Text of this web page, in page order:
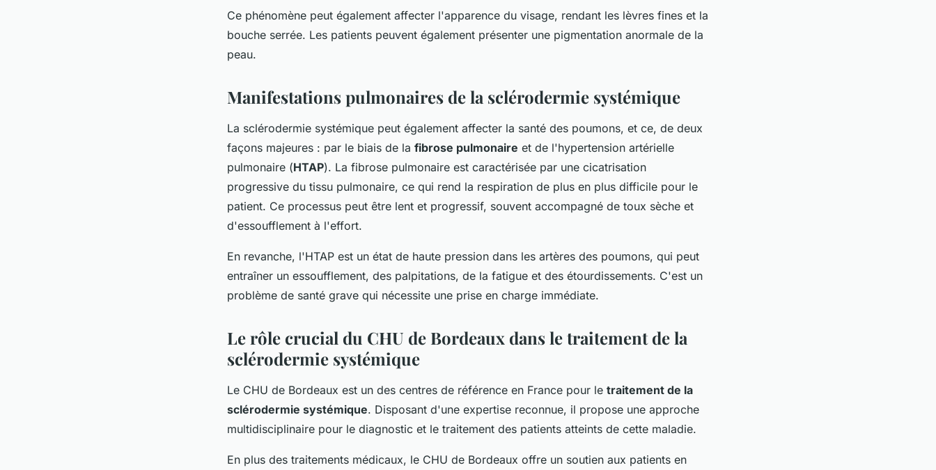
Ce phénomène peut également affecter l'apparence du visage, rendant les lèvres fines et la
bouche serrée. Les patients peuvent également présenter une pigmentation anormale de la
peau.
Manifestations pulmonaires de la sclérodermie systémique
La sclérodermie systémique peut également affecter la santé des poumons, et ce, de deux
façons majeures : par le biais de la fibrose pulmonaire et de l'hypertension artérielle
pulmonaire (HTAP). La fibrose pulmonaire est caractérisée par une cicatrisation
progressive du tissu pulmonaire, ce qui rend la respiration de plus en plus difficile pour le
patient. Ce processus peut être lent et progressif, souvent accompagné de toux sèche et
d'essoufflement à l'effort.
En revanche, l'HTAP est un état de haute pression dans les artères des poumons, qui peut
entraîner un essoufflement, des palpitations, de la fatigue et des étourdissements. C'est un
problème de santé grave qui nécessite une prise en charge immédiate.
Le rôle crucial du CHU de Bordeaux dans le traitement de la
sclérodermie systémique
Le CHU de Bordeaux est un des centres de référence en France pour le traitement de la
sclérodermie systémique. Disposant d'une expertise reconnue, il propose une approche
multidisciplinaire pour le diagnostic et le traitement des patients atteints de cette maladie.
En plus des traitements médicaux, le CHU de Bordeaux offre un soutien aux patients en